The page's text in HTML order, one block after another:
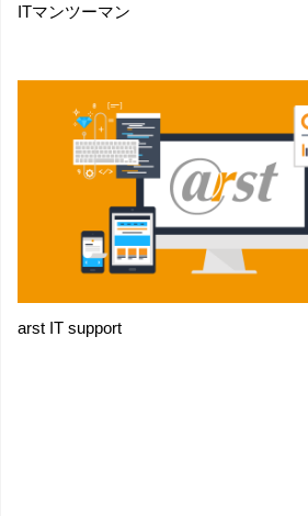
ITマンツーマン
arst IT support